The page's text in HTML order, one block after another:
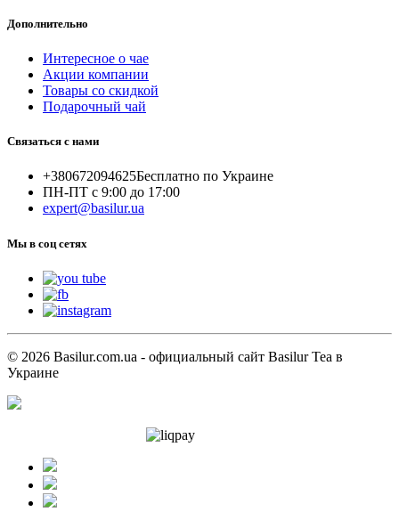
Дополнительно
Интересное о чае
Акции компании
Товары со скидкой
Подарочный чай
Связаться с нами
+380672094625Бесплатно по Украине
ПН-ПТ с 9:00 до 17:00
expert@basilur.ua
Мы в соц сетях
© 2026 Basilur.com.ua - официальный сайт Basilur Tea в
Украине